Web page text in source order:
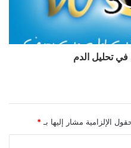
في تحليل الدم
الإلزامية مشار إليها بـ *